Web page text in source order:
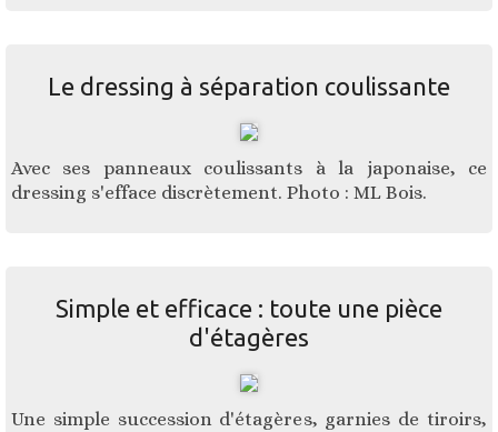
Le dressing à séparation coulissante
Avec ses panneaux coulissants à la japonaise, ce
dressing s'efface discrètement. Photo : ML Bois.
Simple et efficace : toute une pièce
d'étagères
Une simple succession d'étagères, garnies de tiroirs,